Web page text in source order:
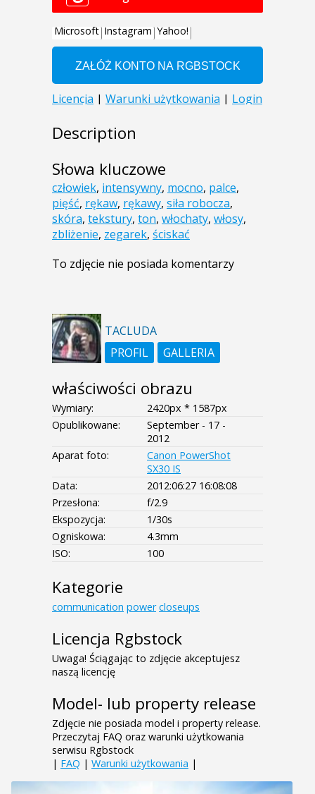
Description
Słowa kluczowe
człowiek, intensywny, mocno, palce,
pięść, rękaw, rękawy, siła robocza,
skóra, tekstury, ton, włochaty, włosy,
zbliżenie, zegarek, ściskać
To zdjęcie nie posiada komentarzy
TACLUDA
PROFIL
GALLERIA
właściwości obrazu
Wymiary:
2420px * 1587px
Opublikowane:
September - 17 -
2012
Aparat foto:
Canon PowerShot
SX30 IS
Data:
2012:06:27 16:08:08
Przesłona:
f/2.9
Ekspozycja:
1/30s
Ogniskowa:
4.3mm
ISO:
100
Kategorie
communication power closeups
Licencja Rgbstock
Uwaga! Ściągając to zdjęcie akceptujesz
naszą licencję
Model- lub property release
Zdjęcie nie posiada model i property release.
Przeczytaj FAQ oraz warunki użytkowania
serwisu Rgbstock
| FAQ | Warunki użytkowania |